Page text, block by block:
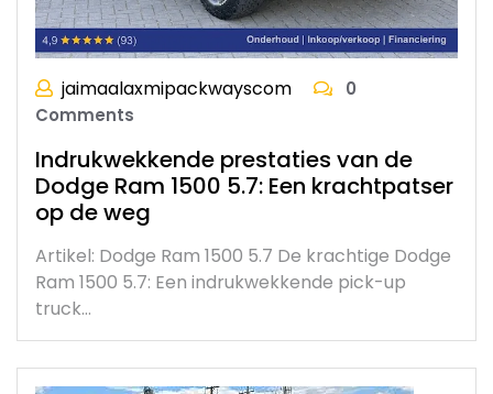
jaimaalaxmipackwayscom
0
Comments
Indrukwekkende prestaties van de
Dodge Ram 1500 5.7: Een krachtpatser
op de weg
Artikel: Dodge Ram 1500 5.7 De krachtige Dodge
Ram 1500 5.7: Een indrukwekkende pick-up
truck…